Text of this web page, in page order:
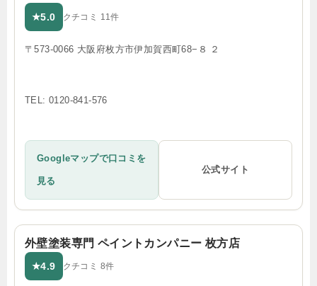
★5.0 クチコミ 11件
〒573-0066 大阪府枚方市伊加賀西町68−８ ２
TEL: 0120-841-576
Googleマップで口コミを
見る
公式サイト
外壁塗装専門 ペイントカンパニー 枚方店
★4.9 クチコミ 8件